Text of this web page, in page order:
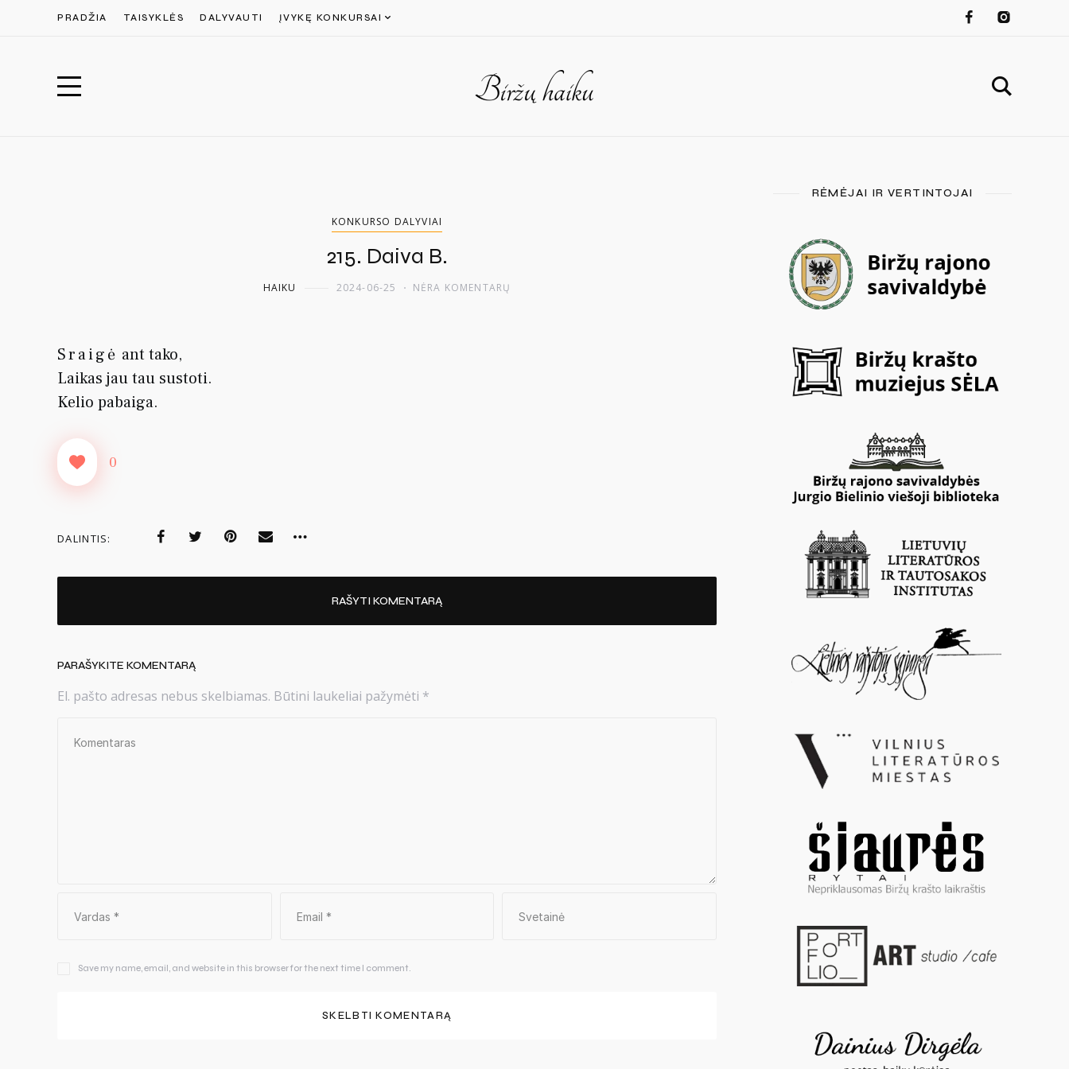
PRADŽIA TAISYKLĖS DALYVAUTI ĮVYKĘ KONKURSAI
KONKURSO DALYVIAI
215. Daiva B.
HAIKU 2024-06-25 NĖRA KOMENTARŲ
Sraigė ant tako,
Laikas jau tau sustoti.
Kelio pabaiga.
0
DALINTIS:
RAŠYTI KOMENTARĄ
PARAŠYKITE KOMENTARĄ
El. pašto adresas nebus skelbiamas. Būtini laukeliai pažymėti *
Save my name, email, and website in this browser for the next time I comment.
RĖMĖJAI IR VERTINTOJAI